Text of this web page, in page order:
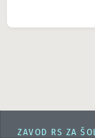
ZAVOD RS ZA